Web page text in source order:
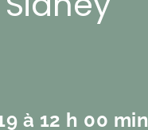
à 12 h 00 min